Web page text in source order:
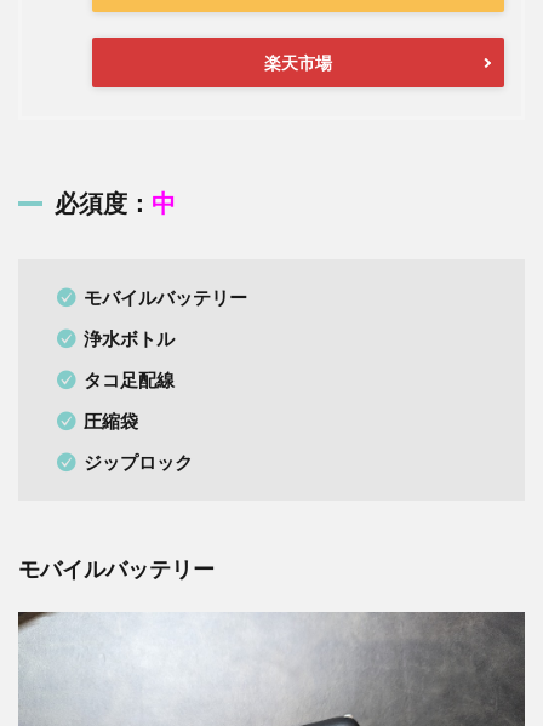
楽天市場
必須度： 中
モバイルバッテリー
浄水ボトル
タコ足配線
圧縮袋
ジップロック
モバイルバッテリー